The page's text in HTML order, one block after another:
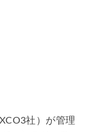
社）が管理